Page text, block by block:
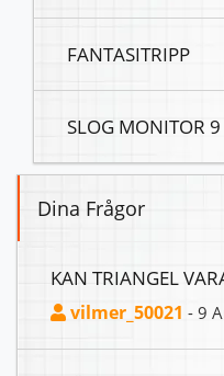
FANTASITRIPP
SLOG MONITOR 9
Dina Frågor
KAN TRIANGEL
vilmer_50021 - 9